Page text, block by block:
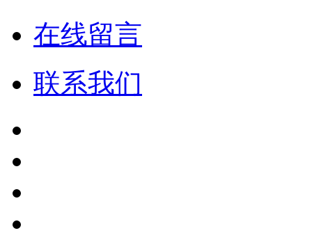
在线留言
联系我们